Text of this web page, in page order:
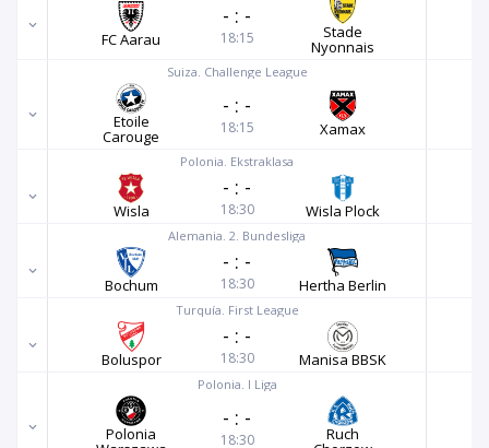
FC Aarau
- : -
18:15 Stade
Nyonnais
Suiza. Challenge League
Etoile
Carouge
- : -
18:15 Xamax
Polonia. Ekstraklasa
Wisla
- : -
18:30 Wisla Plock
Alemania. 2. Bundesliga
Bochum
- : -
18:30 Hertha Berlin
Turquía. First League
Boluspor
- : -
18:30 Manisa BBSK
Polonia. I Liga
Polonia
- : -
18:30 Ruch